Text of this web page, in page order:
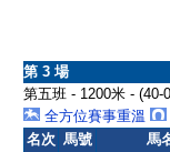
第 3 場
第五班 - 1200米 -
全方位賽事重溫
名次 馬號 馬